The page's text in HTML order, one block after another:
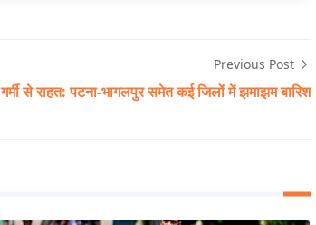
Previous Post
गर्मी से राहत: पटना-भागलपुर समेत कई जिलों में झमाझम बारिश